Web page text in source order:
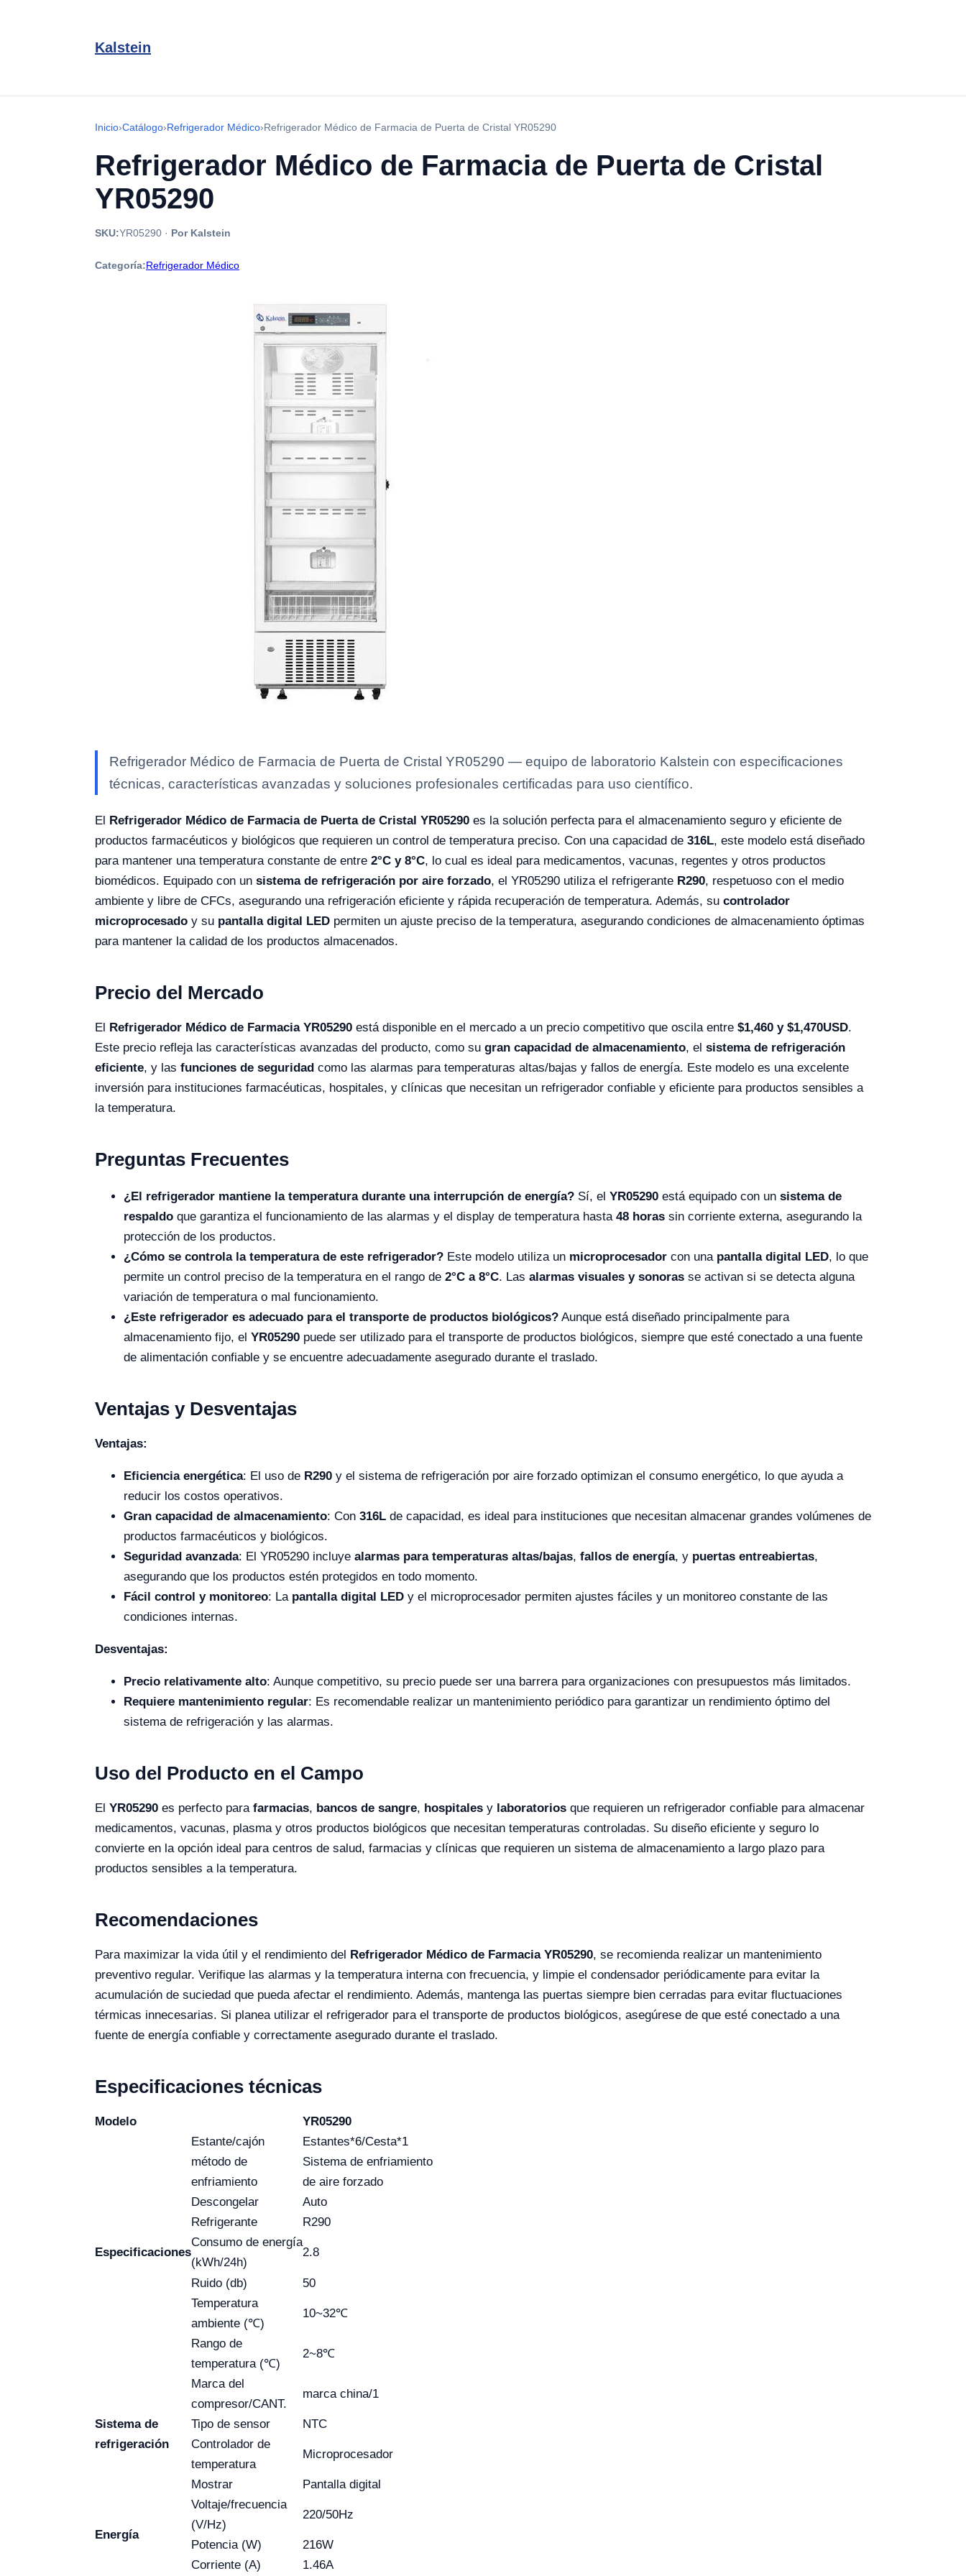
Kalstein
Inicio›Catálogo›Refrigerador Médico›Refrigerador Médico de Farmacia de Puerta de Cristal YR05290
Refrigerador Médico de Farmacia de Puerta de Cristal
YR05290
SKU:YR05290 · Por Kalstein
Categoría:Refrigerador Médico
Refrigerador Médico de Farmacia de Puerta de Cristal YR05290 — equipo de laboratorio Kalstein con especificaciones
técnicas, características avanzadas y soluciones profesionales certificadas para uso científico.
El Refrigerador Médico de Farmacia de Puerta de Cristal YR05290 es la solución perfecta para el almacenamiento seguro y eficiente de
productos farmacéuticos y biológicos que requieren un control de temperatura preciso. Con una capacidad de 316L, este modelo está diseñado
para mantener una temperatura constante de entre 2°C y 8°C, lo cual es ideal para medicamentos, vacunas, regentes y otros productos
biomédicos. Equipado con un sistema de refrigeración por aire forzado, el YR05290 utiliza el refrigerante R290, respetuoso con el medio
ambiente y libre de CFCs, asegurando una refrigeración eficiente y rápida recuperación de temperatura. Además, su controlador
microprocesado y su pantalla digital LED permiten un ajuste preciso de la temperatura, asegurando condiciones de almacenamiento óptimas
para mantener la calidad de los productos almacenados.
Precio del Mercado
El Refrigerador Médico de Farmacia YR05290 está disponible en el mercado a un precio competitivo que oscila entre $1,460 y $1,470USD.
Este precio refleja las características avanzadas del producto, como su gran capacidad de almacenamiento, el sistema de refrigeración
eficiente, y las funciones de seguridad como las alarmas para temperaturas altas/bajas y fallos de energía. Este modelo es una excelente
inversión para instituciones farmacéuticas, hospitales, y clínicas que necesitan un refrigerador confiable y eficiente para productos sensibles a
la temperatura.
Preguntas Frecuentes
¿El refrigerador mantiene la temperatura durante una interrupción de energía? Sí, el YR05290 está equipado con un sistema de
respaldo que garantiza el funcionamiento de las alarmas y el display de temperatura hasta 48 horas sin corriente externa, asegurando la
protección de los productos.
¿Cómo se controla la temperatura de este refrigerador? Este modelo utiliza un microprocesador con una pantalla digital LED, lo que
permite un control preciso de la temperatura en el rango de 2°C a 8°C. Las alarmas visuales y sonoras se activan si se detecta alguna
variación de temperatura o mal funcionamiento.
¿Este refrigerador es adecuado para el transporte de productos biológicos? Aunque está diseñado principalmente para
almacenamiento fijo, el YR05290 puede ser utilizado para el transporte de productos biológicos, siempre que esté conectado a una fuente
de alimentación confiable y se encuentre adecuadamente asegurado durante el traslado.
Ventajas y Desventajas
Ventajas:
Eficiencia energética: El uso de R290 y el sistema de refrigeración por aire forzado optimizan el consumo energético, lo que ayuda a
reducir los costos operativos.
Gran capacidad de almacenamiento: Con 316L de capacidad, es ideal para instituciones que necesitan almacenar grandes volúmenes de
productos farmacéuticos y biológicos.
Seguridad avanzada: El YR05290 incluye alarmas para temperaturas altas/bajas, fallos de energía, y puertas entreabiertas,
asegurando que los productos estén protegidos en todo momento.
Fácil control y monitoreo: La pantalla digital LED y el microprocesador permiten ajustes fáciles y un monitoreo constante de las
condiciones internas.
Desventajas:
Precio relativamente alto: Aunque competitivo, su precio puede ser una barrera para organizaciones con presupuestos más limitados.
Requiere mantenimiento regular: Es recomendable realizar un mantenimiento periódico para garantizar un rendimiento óptimo del
sistema de refrigeración y las alarmas.
Uso del Producto en el Campo
El YR05290 es perfecto para farmacias, bancos de sangre, hospitales y laboratorios que requieren un refrigerador confiable para almacenar
medicamentos, vacunas, plasma y otros productos biológicos que necesitan temperaturas controladas. Su diseño eficiente y seguro lo
convierte en la opción ideal para centros de salud, farmacias y clínicas que requieren un sistema de almacenamiento a largo plazo para
productos sensibles a la temperatura.
Recomendaciones
Para maximizar la vida útil y el rendimiento del Refrigerador Médico de Farmacia YR05290, se recomienda realizar un mantenimiento
preventivo regular. Verifique las alarmas y la temperatura interna con frecuencia, y limpie el condensador periódicamente para evitar la
acumulación de suciedad que pueda afectar el rendimiento. Además, mantenga las puertas siempre bien cerradas para evitar fluctuaciones
térmicas innecesarias. Si planea utilizar el refrigerador para el transporte de productos biológicos, asegúrese de que esté conectado a una
fuente de energía confiable y correctamente asegurado durante el traslado.
Especificaciones técnicas
Modelo YR05290
Especificaciones
Estante/cajón
Estantes*6/Cesta*1
método de
enfriamiento
Sistema de enfriamiento
de aire forzado
Descongelar
Auto
Refrigerante
R290
Consumo de energía
(kWh/24h)
2.8
Ruido (db)
50
Temperatura
ambiente (℃)
10~32℃
Rango de
temperatura (℃)
2~8℃
Sistema de
refrigeración
Marca del
compresor/CANT.
marca china/1
Tipo de sensor
NTC
Controlador de
temperatura
Microprocesador
Mostrar Pantalla digital
Energía
Voltaje/frecuencia
(V/Hz)
220/50Hz
Potencia (W)
216W
Corriente (A)
1.46A